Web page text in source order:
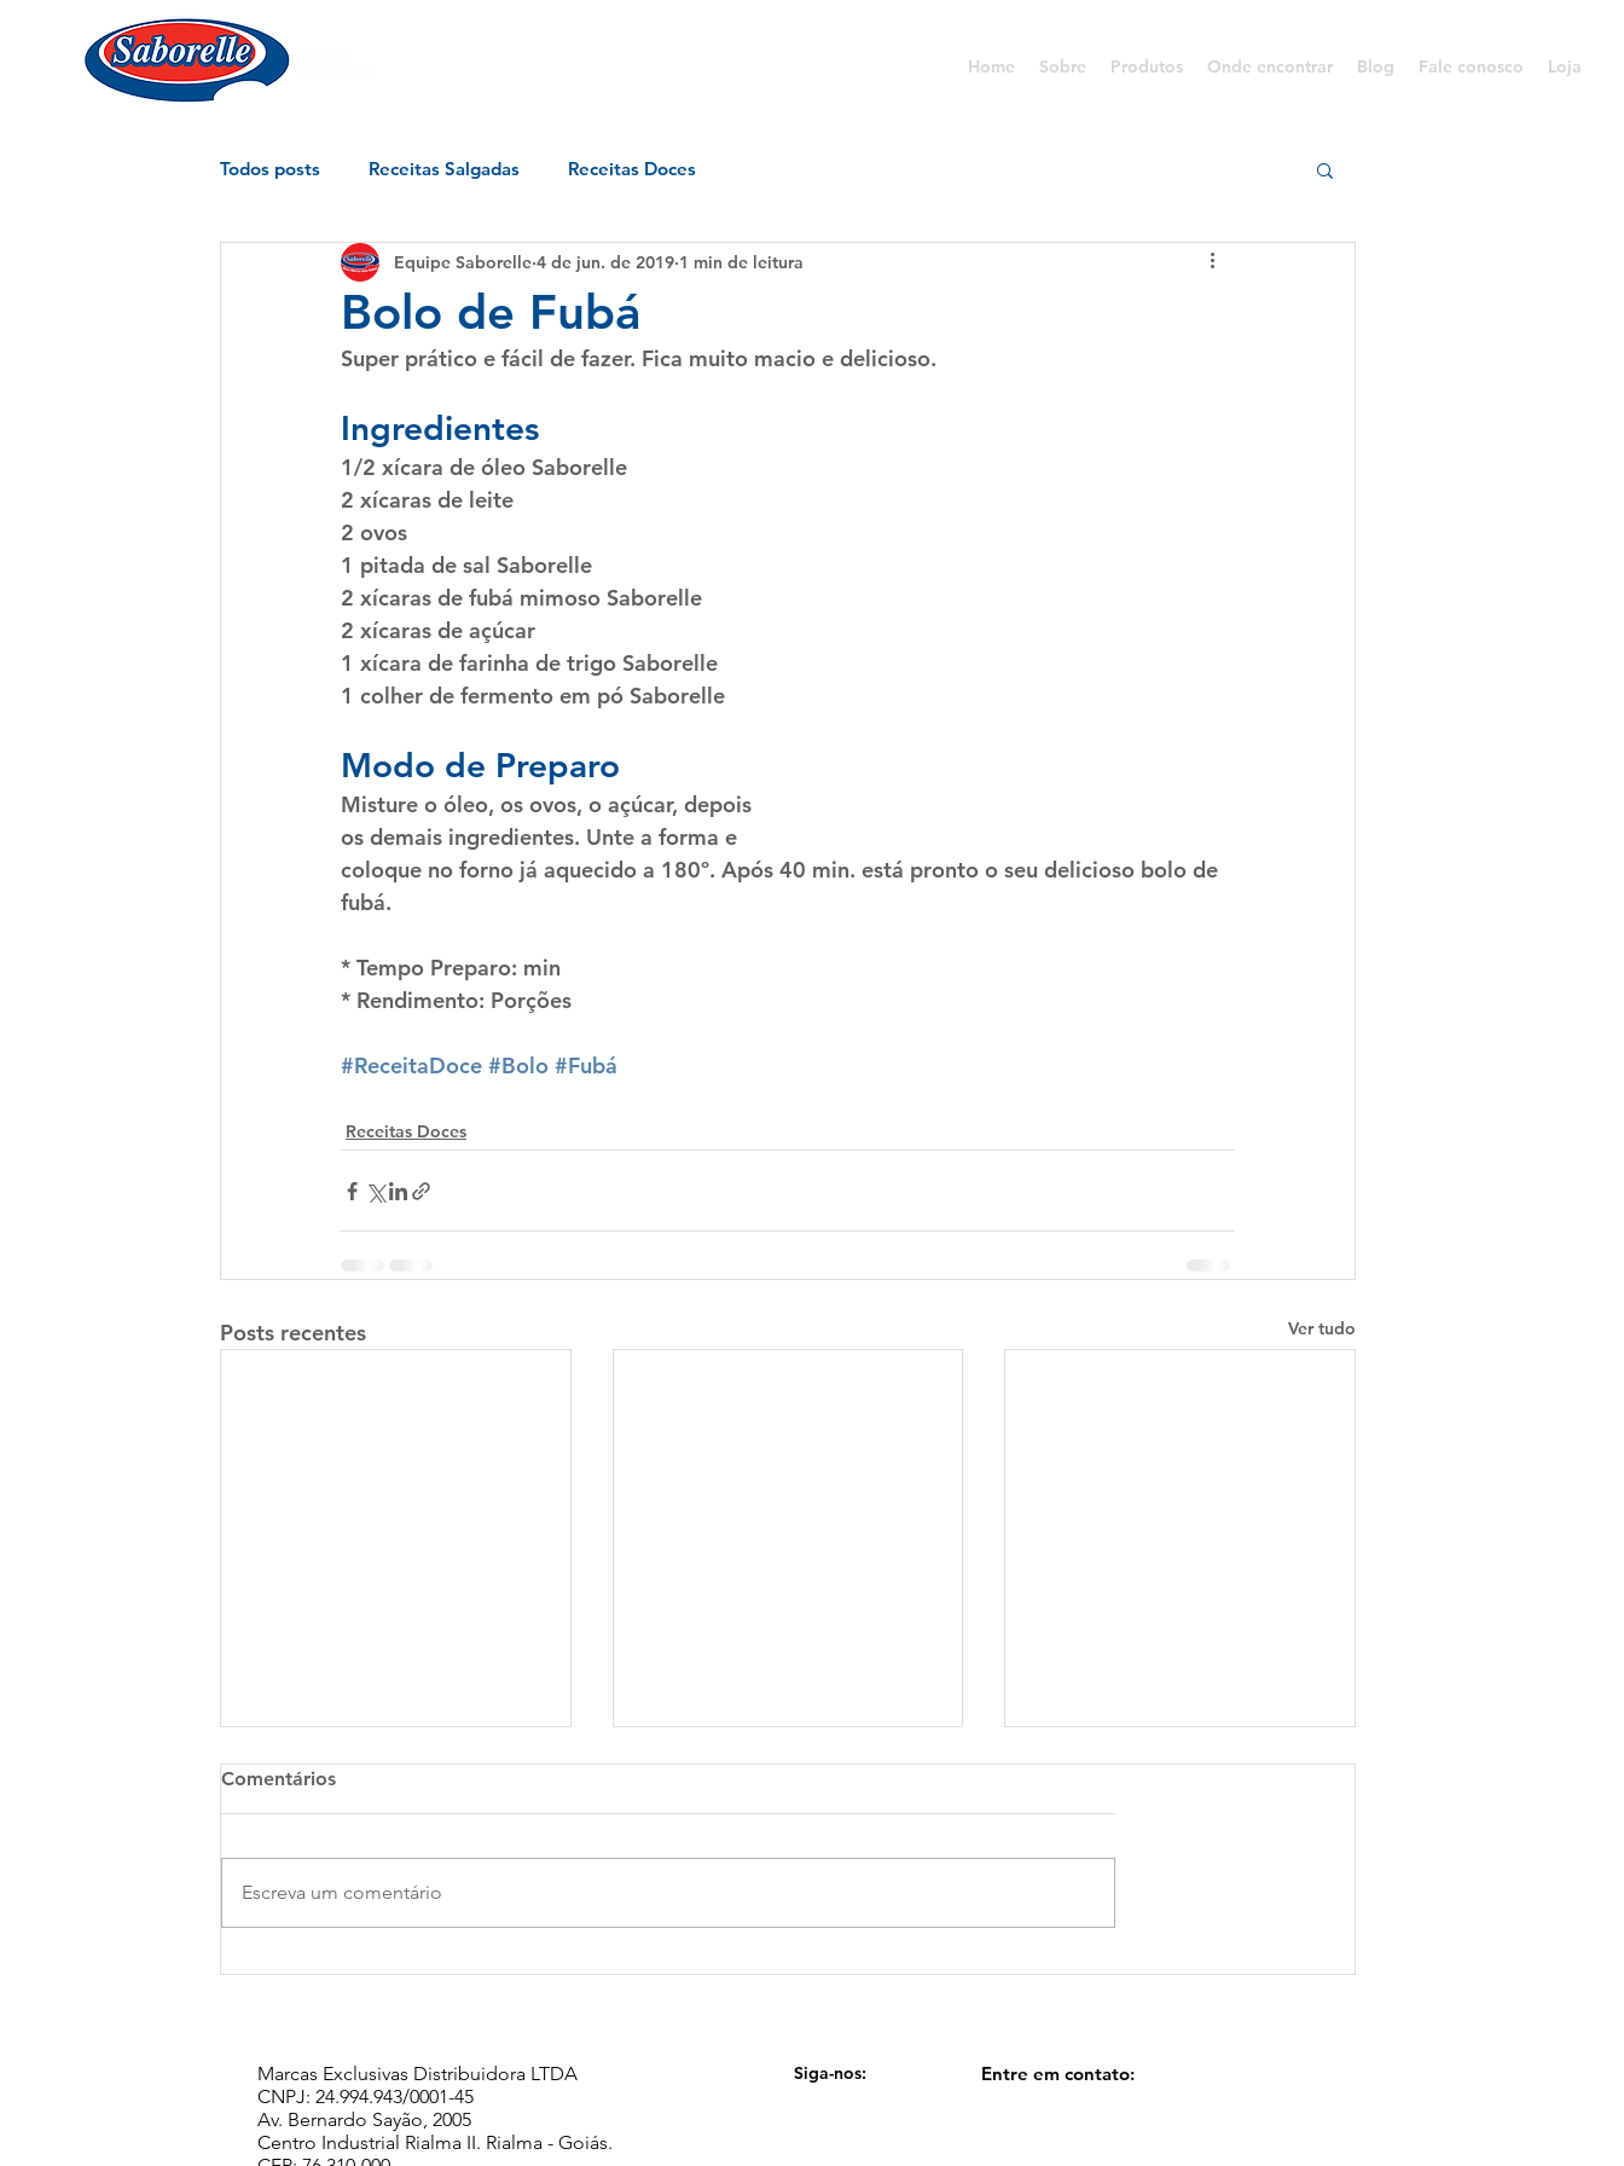
Home Sobre Produtos Onde encontrar Blog Fale conosco Loja
Todos posts Receitas Salgadas Receitas Doces
Bolo de Fubá
Equipe Saborelle 4 de jun. de 2019 1 min de leitura
Super prático e fácil de fazer. Fica muito macio e delicioso.
Ingredientes
1/2 xícara de óleo Saborelle
2 xícaras de leite
2 ovos
1 pitada de sal Saborelle
2 xícaras de fubá mimoso Saborelle
2 xícaras de açúcar
1 xícara de farinha de trigo Saborelle
1 colher de fermento em pó Saborelle
Modo de Preparo
Misture o óleo, os ovos, o açúcar, depois
os demais ingredientes. Unte a forma e
coloque no forno já aquecido a 180º. Após 40 min. está pronto o seu delicioso bolo de
fubá.
* Tempo Preparo: min
* Rendimento: Porções
#ReceitaDoce #Bolo #Fubá
Receitas Doces
Posts recentes Ver tudo
É tempo de celebrar!
Dia Mundial do Bolo.
Comentários
Escreva um comentário
Marcas Exclusivas Distribuidora LTDA
CNPJ: 24.994.943/0001-45
Av. Bernardo Sayão, 2005
Centro Industrial Rialma II. Rialma - Goiás.
Siga-nos: Entre em contato: